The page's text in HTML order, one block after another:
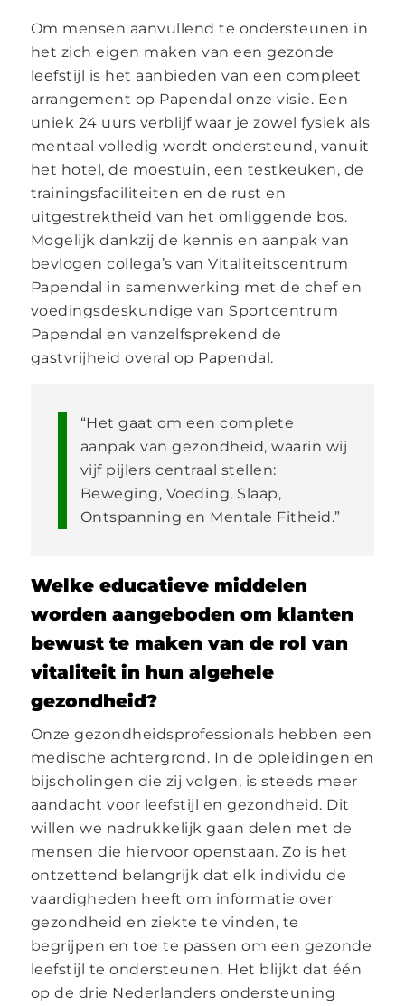
Om mensen aanvullend te ondersteunen in
het zich eigen maken van een gezonde
leefstijl is het aanbieden van een compleet
arrangement op Papendal onze visie. Een
uniek 24 uurs verblijf waar je zowel fysiek als
mentaal volledig wordt ondersteund, vanuit
het hotel, de moestuin, een testkeuken, de
trainingsfaciliteiten en de rust en
uitgestrektheid van het omliggende bos.
Mogelijk dankzij de kennis en aanpak van
bevlogen collega’s van Vitaliteitscentrum
Papendal in samenwerking met de chef en
voedingsdeskundige van Sportcentrum
Papendal en vanzelfsprekend de
gastvrijheid overal op Papendal.
“Het gaat om een complete
aanpak van gezondheid, waarin wij
vijf pijlers centraal stellen:
Beweging, Voeding, Slaap,
Ontspanning en Mentale Fitheid.”
Welke educatieve middelen
worden aangeboden om klanten
bewust te maken van de rol van
vitaliteit in hun algehele
gezondheid?
Onze gezondheidsprofessionals hebben een
medische achtergrond. In de opleidingen en
bijscholingen die zij volgen, is steeds meer
aandacht voor leefstijl en gezondheid. Dit
willen we nadrukkelijk gaan delen met de
mensen die hiervoor openstaan. Zo is het
ontzettend belangrijk dat elk individu de
vaardigheden heeft om informatie over
gezondheid en ziekte te vinden, te
begrijpen en toe te passen om een gezonde
leefstijl te ondersteunen. Het blijkt dat één
op de drie Nederlanders ondersteuning